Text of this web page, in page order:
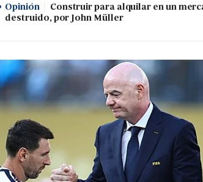
Opinión
Construir para alquilar en un
destruido, por John Müller